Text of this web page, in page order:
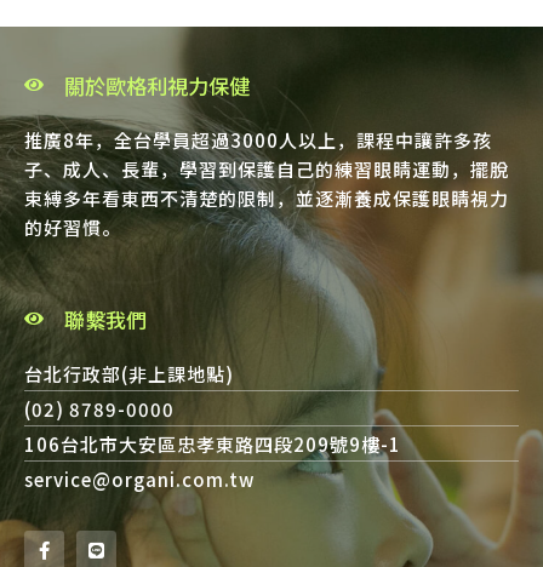
關於歐格利視力保健
推廣8年，全台學員超過3000人以上，課程中讓許多孩
子、成人、長輩，學習到保護自己的練習眼睛運動，擺脫
束縛多年看東西不清楚的限制，並逐漸養成保護眼睛視力
的好習慣。
聯繫我們
台北行政部(非上課地點)
(02) 8789-0000
106台北市大安區忠孝東路四段209號9樓-1
service@organi.com.tw